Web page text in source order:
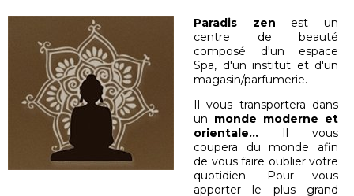
Paradis zen est un
centre de beauté
composé d'un espace
Spa, d'un institut et d'un
magasin/parfumerie.
Il vous transportera dans
un monde moderne et
orientale... Il vous
coupera du monde afin
de vous faire oublier votre
quotidien. Pour vous
apporter le plus grand